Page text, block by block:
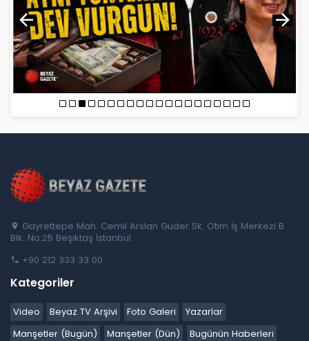
Gayrettepe Mah. Cemil Arslan Güder Sk. Otim İş Merkezi B
Blk. No:25 Beşiktaş İstanbul
+90 212 333 33 00
Kategoriler
Video Beyaz TV Arşivi Foto Galeri
Yazarlar
Manşetler (Bugün)
Manşetler (Dün)
Bugünün Haberleri